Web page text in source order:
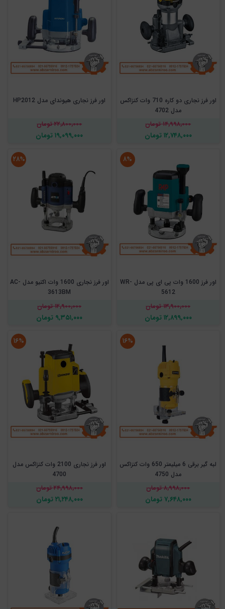
اور فرز نجاری دو کاره 710 وات کنزاکس
مدل 4702
۱۴,۹۹۸,۰۰۰ تومان
۱۲,۷۴۸,۰۰۰ تومان
اور فرز نجاری هیوندای مدل HP2012
۲۲,۸۰۰,۰۰۰ تومان
۱۹,۰۹۹,۰۰۰ تومان
اور فرز 1600 وات پی ای پی مدل WR-
5612
۸%
۱۳,۹۰۰,۰۰۰ تومان
۱۲,۸۹۹,۰۰۰ تومان
اور فرز نجاری 1600 وات اکتیو مدل AC-
3613BM
۲۸%
۱۲,۹۰۰,۰۰۰ تومان
۹,۳۵۱,۰۰۰ تومان
لبه گیر برقی 6 میلیمتر 650 وات کنزاکس
مدل 4750
۱۶%
۸,۹۹۸,۰۰۰ تومان
۷,۶۴۸,۰۰۰ تومان
اور فرز نجاری 2100 وات کنزاکس مدل
4700
۱۶%
۲۴,۹۹۸,۰۰۰ تومان
۲۱,۲۴۸,۰۰۰ تومان